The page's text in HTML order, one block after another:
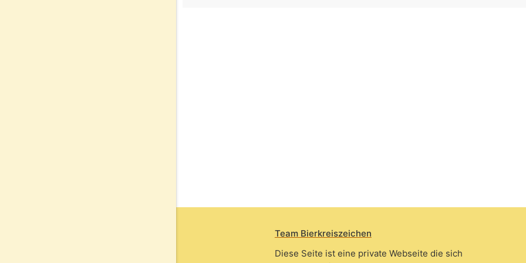
Team Bierkreiszeichen
Diese Seite ist eine private Webseite die sich